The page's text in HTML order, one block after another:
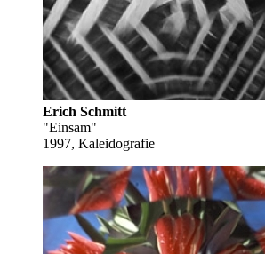
Erich Schmitt
"Einsam"
1997, Kaleidografie